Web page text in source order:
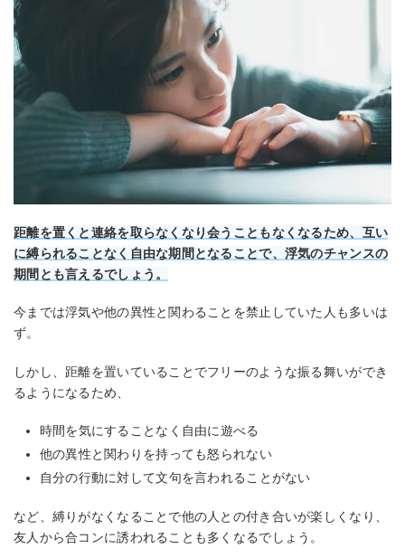
距離を置くと連絡を取らなくなり会うこともなくなるため、互い
に縛られることなく自由な期間となることで、浮気のチャンスの
期間とも言えるでしょう。
今までは浮気や他の異性と関わることを禁止していた人も多いは
ず。
しかし、距離を置いていることでフリーのような振る舞いができ
るようになるため、
時間を気にすることなく自由に遊べる
他の異性と関わりを持っても怒られない
自分の行動に対して文句を言われることがない
など、縛りがなくなることで他の人との付き合いが楽しくなり、
友人から合コンに誘われることも多くなるでしょう。